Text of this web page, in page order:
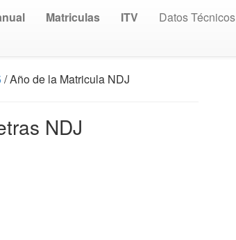
Matriculas ITV Datos Técnicos
/ Año de la Matricula NDJ
NDJ